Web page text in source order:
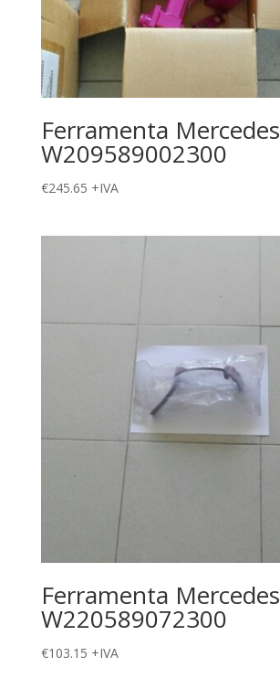
Ferramenta Mercedes
W209589002300
€245.65 +IVA
Ferramenta Mercedes
W220589072300
€103.15 +IVA